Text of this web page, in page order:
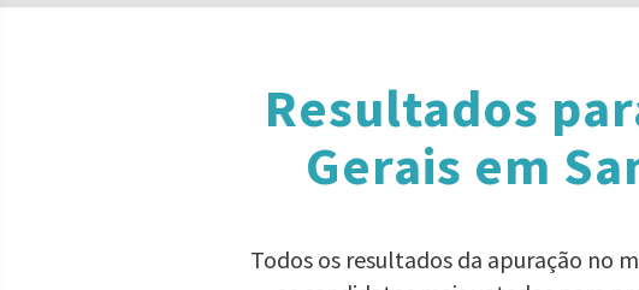
Resultados
Gerais em
Todos os resultados da apuração no